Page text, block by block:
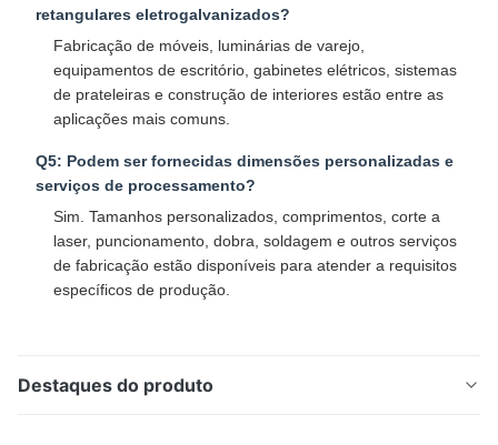
retangulares eletrogalvanizados?
Fabricação de móveis, luminárias de varejo,
equipamentos de escritório, gabinetes elétricos, sistemas
de prateleiras e construção de interiores estão entre as
aplicações mais comuns.​
Q5: Podem ser fornecidas dimensões personalizadas e
serviços de processamento?
Sim. Tamanhos personalizados, comprimentos, corte a
laser, puncionamento, dobra, soldagem e outros serviços
de fabricação estão disponíveis para atender a requisitos
específicos de produção.​
Destaques do produto